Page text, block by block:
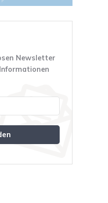
Newsletter